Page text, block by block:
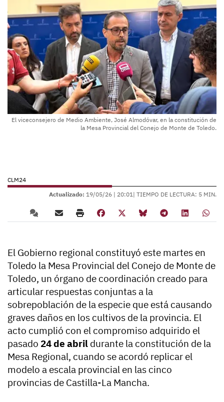
El viceconsejero de Medio Ambiente, José Almodóvar, en la constitución de
la Mesa Provincial del Conejo de Monte de Toledo.
CLM24
Actualizado: 19/05/26 | 20:01| TIEMPO DE LECTURA: 5 MIN.
El Gobierno regional constituyó este martes en
Toledo la Mesa Provincial del Conejo de Monte de
Toledo, un órgano de coordinación creado para
articular respuestas conjuntas a la
sobrepoblación de la especie que está causando
graves daños en los cultivos de la provincia. El
acto cumplió con el compromiso adquirido el
pasado 24 de abril durante la constitución de la
Mesa Regional, cuando se acordó replicar el
modelo a escala provincial en las cinco
provincias de Castilla-La Mancha.